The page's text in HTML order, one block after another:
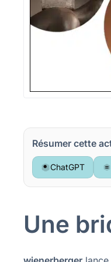
Résumer cette
ChatGPT
Une